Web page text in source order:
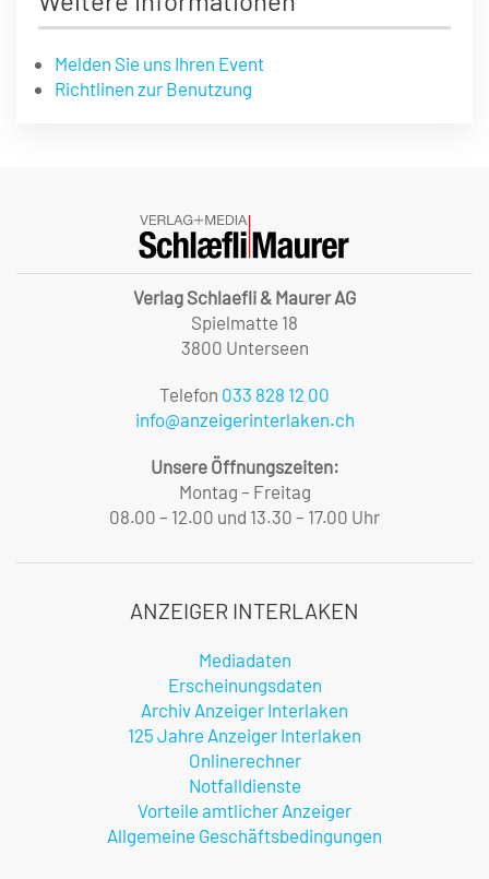
Melden Sie uns Ihren Event
Richtlinen zur Benutzung
Verlag Schlaefli & Maurer AG
Spielmatte 18
3800 Unterseen
Telefon 033 828 12 00
info@anzeigerinterlaken.ch
Unsere Öffnungszeiten:
Montag – Freitag
08.00 – 12.00 und 13.30 – 17.00 Uhr
ANZEIGER INTERLAKEN
Mediadaten
Erscheinungsdaten
Archiv Anzeiger Interlaken
125 Jahre Anzeiger Interlaken
Onlinerechner
Notfalldienste
Vorteile amtlicher Anzeiger
Allgemeine Geschäftsbedingungen